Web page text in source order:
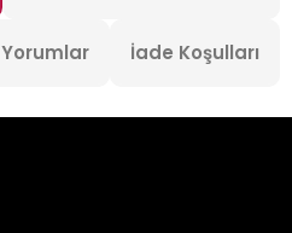
Yorumlar İade Koşulları